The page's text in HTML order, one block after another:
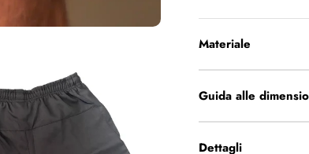
Materiale
Guida alle
Dettagli